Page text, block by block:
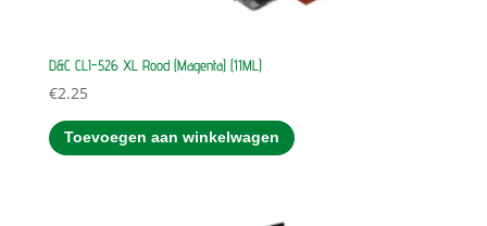
D&C CLI-526 XL Rood (Magenta) (11ML)
€2.25
Toevoegen aan winkelwagen